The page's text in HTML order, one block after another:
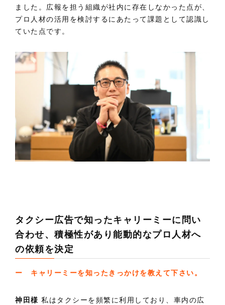
ました。広報を担う組織が社内に存在しなかった点が、
プロ人材の活用を検討するにあたって課題として認識し
ていた点です。
タクシー広告で知ったキャリーミーに問い
合わせ、積極性があり能動的なプロ人材へ
の依頼を決定
ー キャリーミーを知ったきっかけを教えて下さい。
神田様 私はタクシーを頻繁に利用しており、車内の広